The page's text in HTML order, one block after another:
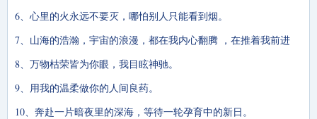
6、心里的火永远不要灭，哪怕别人只能看到烟。
7、山海的浩瀚，宇宙的浪漫，都在我内心翻腾 ，在推着我前进
8、万物枯荣皆为你眼，我目眩神驰。
9、用我的温柔做你的人间良药。
10、奔赴一片暗夜里的深海，等待一轮孕育中的新日。